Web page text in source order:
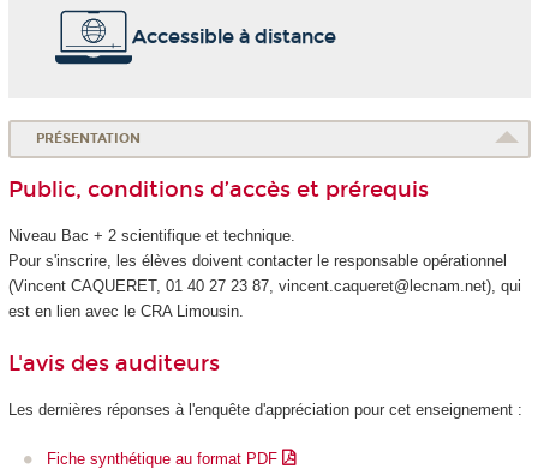
Accessible à distance
PRÉSENTATION
Public, conditions d’accès et prérequis
Niveau Bac + 2 scientifique et technique.
Pour s'inscrire, les élèves doivent contacter le responsable opérationnel
(Vincent CAQUERET, 01 40 27 23 87, vincent.caqueret@lecnam.net), qui
est en lien avec le CRA Limousin.
L'avis des auditeurs
Les dernières réponses à l'enquête d'appréciation pour cet enseignement :
Fiche synthétique au format PDF